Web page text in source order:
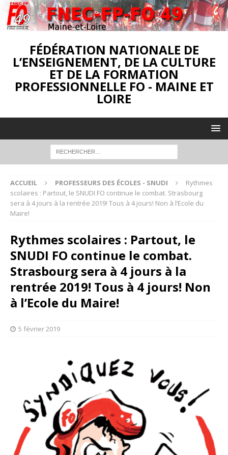
FÉDÉRATION NATIONALE DE
L’ENSEIGNEMENT, DE LA CULTURE
ET DE LA FORMATION
PROFESSIONNELLE FO - MAINE ET
LOIRE
ACCUEIL PROFESSEURS DES ÉCOLES - SNUDI
Rythmes
scolaires : Partout, le SNUDI FO continue le combat. Strasbourg
sera à 4 jours à la rentrée 2019! Tous à 4 jours! Non à l’Ecole du
Maire!
Rythmes scolaires : Partout, le
SNUDI FO continue le combat.
Strasbourg sera à 4 jours à la
rentrée 2019! Tous à 4 jours! Non
à l’Ecole du Maire!
5 février 2019